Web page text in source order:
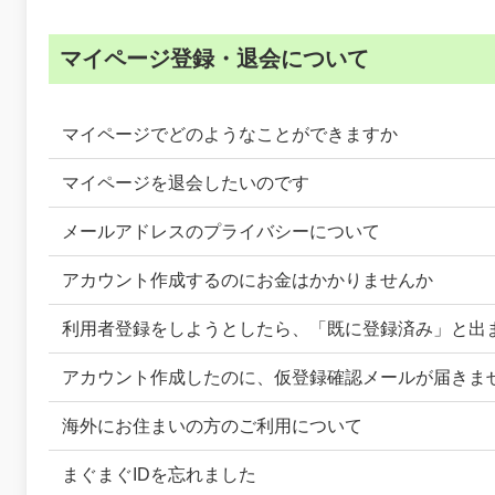
マイページ登録・退会について
マイページでどのようなことができますか
マイページを退会したいのです
メールアドレスのプライバシーについて
アカウント作成するのにお金はかかりませんか
利用者登録をしようとしたら、「既に登録済み」と出
アカウント作成したのに、仮登録確認メールが届きま
海外にお住まいの方のご利用について
まぐまぐIDを忘れました